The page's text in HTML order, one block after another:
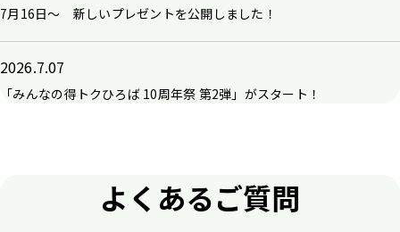
7月16日～ 新しいプレゼントを公開しました！
2026.7.07
「みんなの得トクひろば 10周年祭 第2弾」がスタート！
よくあるご質問